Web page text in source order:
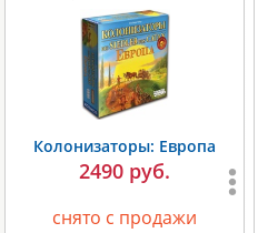
Колонизаторы: Европа
2490 руб.
снято с продажи